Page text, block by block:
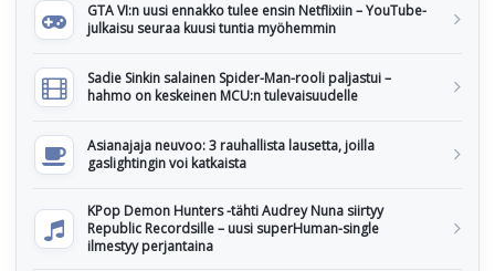
GTA VI:n uusi ennakko tulee ensin Netflixiin – YouTube-
julkaisu seuraa kuusi tuntia myöhemmin
Sadie Sinkin salainen Spider-Man-rooli paljastui –
hahmo on keskeinen MCU:n tulevaisuudelle
Asianajaja neuvoo: 3 rauhallista lausetta, joilla
gaslightingin voi katkaista
KPop Demon Hunters -tähti Audrey Nuna siirtyy
Republic Recordsille – uusi superHuman-single
ilmestyy perjantaina